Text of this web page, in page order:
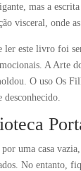
mas a
visceral, onde
ler este livro foi
A Arte
O uso Os
uma casa
No entanto,